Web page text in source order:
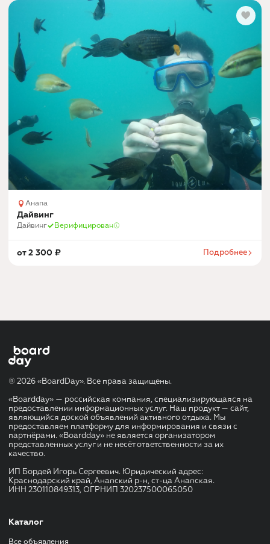
Анапа
Дайвинг
Дайвинг Верифицирован
от2 300 ₽ Подробнее
® 2026 «BoardDay». Все права защищены.
«Boardday» — российская компания, специализирующаяся на
предоставлении информационных услуг. Наш продукт — сайт,
являющийся доской объявлений активного отдыха. Мы
предоставляем платформу для информирования и связи с
партнёрами. «Boardday» не является организатором
представленных услуг и не несёт ответственности за их
качество.
ИП Бордей Игорь Сергеевич. Юридический адрес:
Краснодарский край, Анапский р-н, ст-ца Анапская.
ИНН 230110849313, ОГРНИП 320237500065050
Каталог
Все объявления